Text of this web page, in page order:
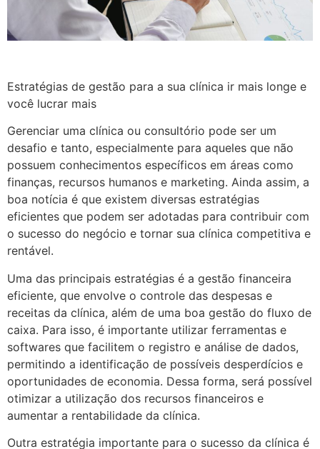
Estratégias de gestão para a sua clínica ir mais longe e
você lucrar mais
Gerenciar uma clínica ou consultório pode ser um
desafio e tanto, especialmente para aqueles que não
possuem conhecimentos específicos em áreas como
finanças, recursos humanos e marketing. Ainda assim, a
boa notícia é que existem diversas estratégias
eficientes que podem ser adotadas para contribuir com
o sucesso do negócio e tornar sua clínica competitiva e
rentável.
Uma das principais estratégias é a gestão financeira
eficiente, que envolve o controle das despesas e
receitas da clínica, além de uma boa gestão do fluxo de
caixa. Para isso, é importante utilizar ferramentas e
softwares que facilitem o registro e análise de dados,
permitindo a identificação de possíveis desperdícios e
oportunidades de economia. Dessa forma, será possível
otimizar a utilização dos recursos financeiros e
aumentar a rentabilidade da clínica.
Outra estratégia importante para o sucesso da clínica é